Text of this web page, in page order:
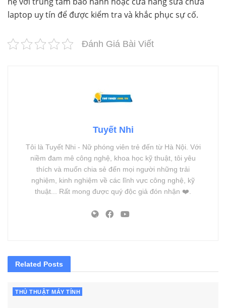
laptop uy tín để được kiểm tra và khắc phục sự cố.
Đánh Giá Bài Viết
Tuyết Nhi
Tôi là Tuyết Nhi - Nữ phóng viên trẻ đến từ Hà Nội. Với
niềm đam mê công nghệ, khoa học kỹ thuật, tôi yêu
thích và muốn chia sẻ đến mọi người những trải
nghiệm, kinh nghiệm về các lĩnh vực công nghệ, kỹ
thuật... Rất mong được quý độc giả đón nhận ❤️.
Related Posts
THỦ THUẬT MÁY TÍNH